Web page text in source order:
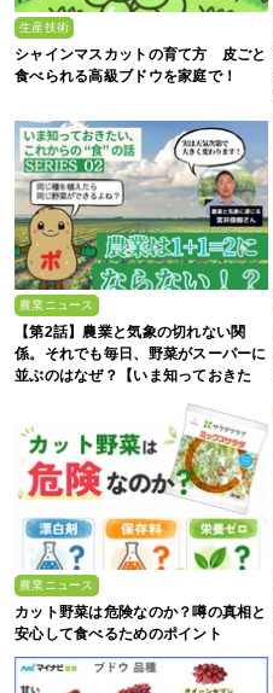
生産技術
シャインマスカットの育て方 皮ごと
食べられる高級ブドウを家庭で！
農業ニュース
【第2話】農業と気象の切れない関
係。それでも毎日、野菜がスーパーに
並ぶのはなぜ？【いま知っておきた
農業ニュース
カット野菜は危険なのか？噂の真相と
安心して食べるためのポイント